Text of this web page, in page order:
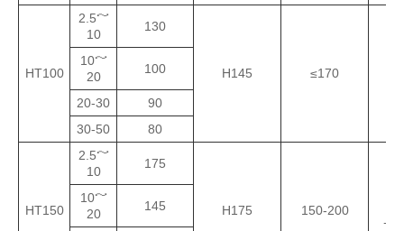
HT100
2.5～
10
130
H145 ≤170
10～
20
100
20-30
90
30-50
80
HT150
2.5～
10
175
H175 150-200
10～
20
145